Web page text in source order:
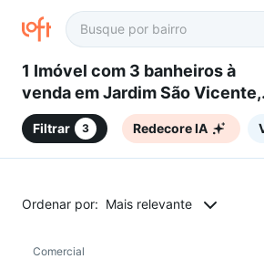
1 Imóvel com 3 banheiros à
venda em Jardim São Vicente,
Campinas, SP
Filtrar 3 Redecore IA
Ordenar por: Mais relevante
Comercial